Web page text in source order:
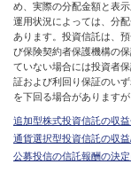
め、実際の分配金額と表
運用状況によっては、分
あります。投資信託は、
び保険契約者保護機構の
ていない場合には投資者
証および利回り保証のい
を下回る場合があります
追加型株式投資信託の収
通貨選択型投資信託の収
公募投信の信託報酬の決